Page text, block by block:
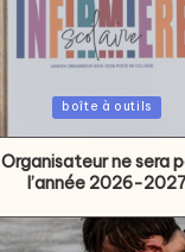
boîte à outils
ne sera
l’année 2026-